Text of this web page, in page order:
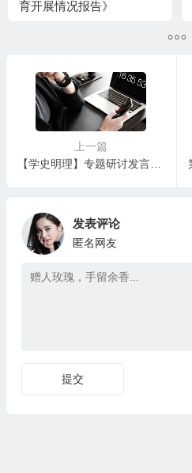
育开展情况报告》
上一篇
【学史明理】专题研讨发言（心得体会）
发表评论
匿名网友
提交